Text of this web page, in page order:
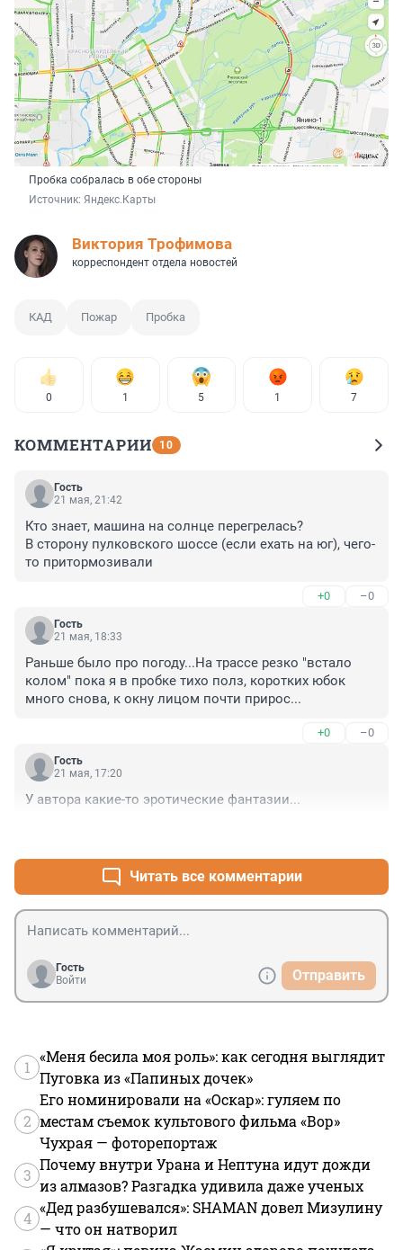
Пробка собралась в обе стороны
Источник: Яндекс.Карты
Виктория Трофимова
корреспондент отдела новостей
КАД Пожар Пробка
0 1 5 1 7
КОММЕНТАРИИ 10
Гость
21 мая, 21:42
Кто знает, машина на солнце перегрелась?
В сторону пулковского шоссе (если ехать на юг), чего-
то притормозивали
+0 –0
Гость
21 мая, 18:33
Раньше было про погоду...На трассе резко "встало
колом" пока я в пробке тихо полз, коротких юбок
много снова, к окну лицом почти прирос...
+0 –0
Гость
21 мая, 17:20
У автора какие-то эротические фантазии...
Читать все комментарии
Гость
Войти
Отправить
1
«Меня бесила моя роль»: как сегодня выглядит
Пуговка из «Папиных дочек»
2
Его номинировали на «Оскар»: гуляем по
местам съемок культового фильма «Вор»
Чухрая — фоторепортаж
3
Почему внутри Урана и Нептуна идут дожди
из алмазов? Разгадка удивила даже ученых
4
«Дед разбушевался»: SHAMAN довел Мизулину
— что он натворил